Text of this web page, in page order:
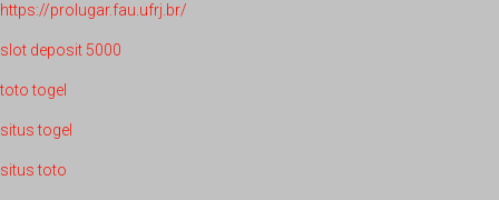
https://prolugar.fau.ufrj.br/
slot deposit 5000
toto togel
situs togel
situs toto